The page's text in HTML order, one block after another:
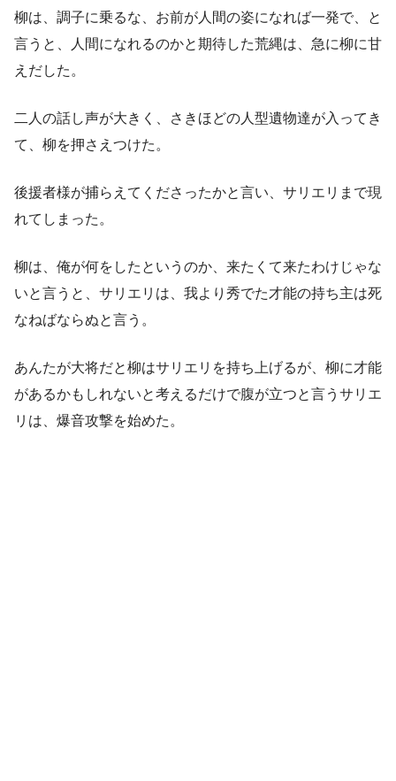
柳は、調子に乗るな、お前が人間の姿になれば一発で、と
言うと、人間になれるのかと期待した荒縄は、急に柳に甘
えだした。
二人の話し声が大きく、さきほどの人型遺物達が入ってき
て、柳を押さえつけた。
後援者様が捕らえてくださったかと言い、サリエリまで現
れてしまった。
柳は、俺が何をしたというのか、来たくて来たわけじゃな
いと言うと、サリエリは、我より秀でた才能の持ち主は死
なねばならぬと言う。
あんたが大将だと柳はサリエリを持ち上げるが、柳に才能
があるかもしれないと考えるだけで腹が立つと言うサリエ
リは、爆音攻撃を始めた。